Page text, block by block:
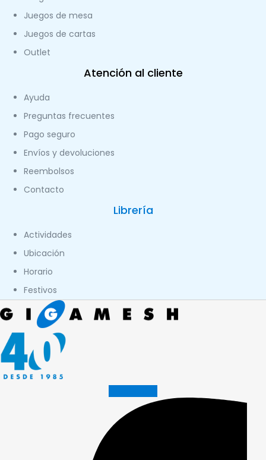
Juegos de mesa
Juegos de cartas
Outlet
Atención al cliente
Ayuda
Preguntas frecuentes
Pago seguro
Envíos y devoluciones
Reembolsos
Contacto
Librería
Actividades
Ubicación
Horario
Festivos